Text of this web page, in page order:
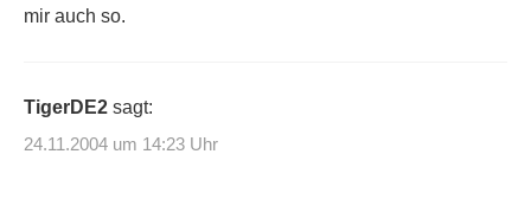
mir auch so.
TigerDE2 sagt:
24.11.2004 um 14:23 Uhr